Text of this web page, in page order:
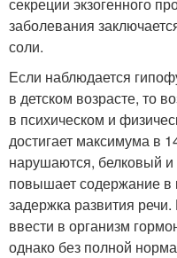
заболевания
соли.
Если наблюдается
в детском возрасте, то
в психическом и
достигает максимума в
нарушаются, белковый
повышает содержание в
задержка развития
ввести в организм
однако без полной